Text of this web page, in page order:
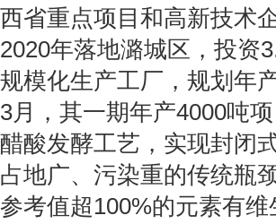
西省重点项目和高新技术
2020年落地潞城区，投资
规模化生产工厂，规划年
3月，其一期年产4000吨
醋酸发酵工艺，实现封闭
占地广、污染重的传统瓶
参考值超100%的元素有